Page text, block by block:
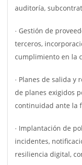
auditoría,
∙ Gestión de
terceros,
cumplimiento en la
∙ Planes de salida y
de planes exigidos
continuidad ante la
∙ Implantación de
incidentes,
resiliencia digital,